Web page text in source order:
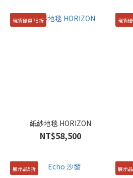
現貨優惠78折
紙紗地毯 HORIZON
NT$58,500
現貨
展示品5折 展示